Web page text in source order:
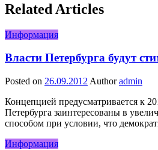
Related Articles
Информация
Власти Петербурга будут
Posted on 26.09.2012 Author admin
Концепцией предусматривается к
Петербурга заинтересованы в
способом при условии, что
Информация